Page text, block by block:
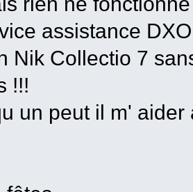
assistance
Nik Collectio 7
!!!
un peut il m'